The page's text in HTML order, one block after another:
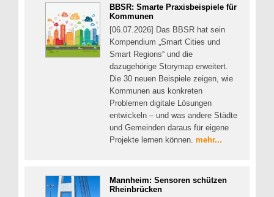
BBSR: Smarte Praxisbeispiele für
Kommunen
[06.07.2026] Das BBSR hat sein
Kompendium „Smart Cities und
Smart Regions“ und die
dazugehörige Storymap erweitert.
Die 30 neuen Beispiele zeigen, wie
Kommunen aus konkreten
Problemen digitale Lösungen
entwickeln – und was andere Städte
und Gemeinden daraus für eigene
Projekte lernen können. mehr...
Mannheim: Sensoren schützen
Rheinbrücken